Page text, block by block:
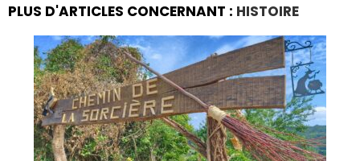
PLUS D'ARTICLES CONCERNANT : HISTOIRE